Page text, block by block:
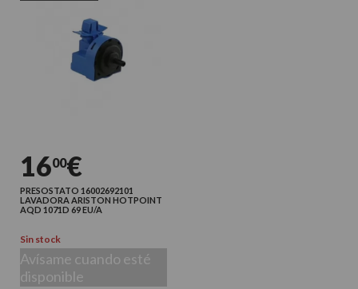
1600€
PRESOSTATO 16002692101
LAVADORA ARISTON HOTPOINT
AQD 1071D 69 EU/A
Sin stock
Avísame cuando esté
disponible